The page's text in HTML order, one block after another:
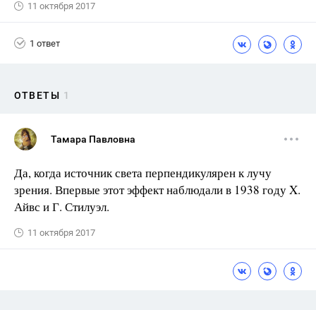
11 октября 2017
1 ответ
ОТВЕТЫ 1
Тамара Павловна
Да, когда источник света перпендикулярен к лучу
зрения. Впервые этот эффект наблюдали в 1938 году X.
Айвс и Г. Стилуэл.
11 октября 2017